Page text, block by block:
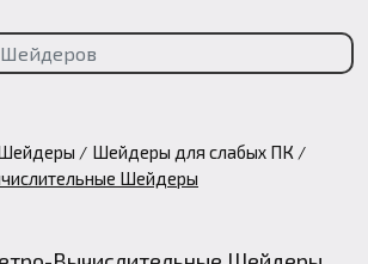
Шейдеры для слабых ПК
Шейдеры